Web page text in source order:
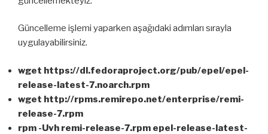
Güncelleme işlemi yaparken aşağıdaki adımları sırayla
uygulayabilirsiniz.
wget https://dl.fedoraproject.org/pub/epel/epel-
release-latest-7.noarch.rpm
wget http://rpms.remirepo.net/enterprise/remi-
release-7.rpm
rpm -Uvh remi-release-7.rpm epel-release-latest-